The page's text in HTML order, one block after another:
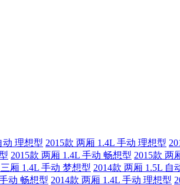
动 理想型 2015款 两厢 1.4L 手动 理想型
2015款 两厢 1.4L 手动 畅想型 2015款 两
厢 1.4L 手动 梦想型 2014款 两厢 1.5L 自
动 畅想型 2014款 两厢 1.4L 手动 理想型